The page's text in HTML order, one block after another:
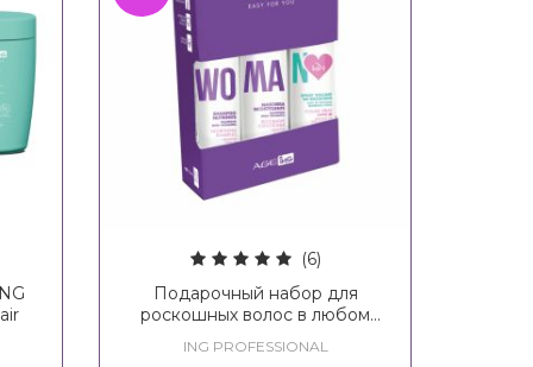
(6)
Подарочный набор для
роскошных волос в любом
ING PROFESSIONAL